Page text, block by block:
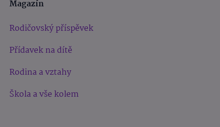
Magazín
Rodičovský příspěvek
Přídavek na dítě
Rodina a vztahy
Škola a vše kolem